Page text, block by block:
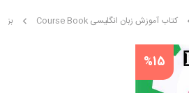
کتاب آموزش زبان انگلیسی Course Book
%15